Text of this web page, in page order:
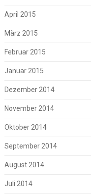
April 2015
März 2015
Februar 2015
Januar 2015
Dezember 2014
November 2014
Oktober 2014
September 2014
August 2014
Juli 2014